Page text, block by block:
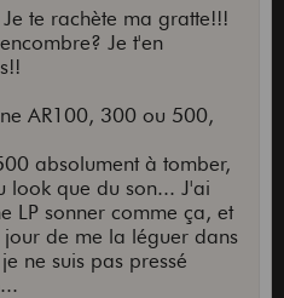
te rachète ma gratte!!!
Je t'en
AR100, 300 ou 500,
absolument à tomber,
look que du son... J'ai
LP sonner comme ça, et
de me la léguer dans
ne suis pas pressé